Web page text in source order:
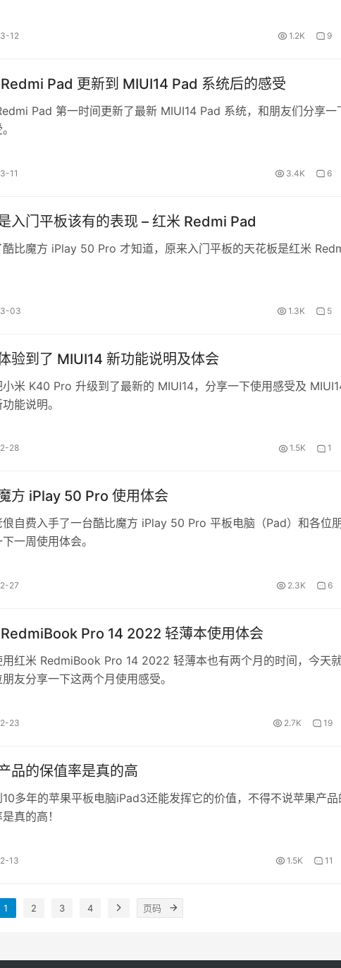
12 1.2K 9
Pad 更新到 MIUI14 Pad 系统后的感受
Pad 第一时间更新了最新 MIUI14 Pad 系统，和朋友们分享一
11 3.4K 6
入门平板该有的表现 – 红米 Redmi Pad
酷比魔方 iPlay 50 Pro 才知道，原来入门平板的天花板是红米
03 1.3K 5
验到了 MIUI14 新功能说明及体会
小米 K40 Pro 升级到了最新的 MIUI14，分享一下使用感受及
能说明。
28 1.5K 1
方 iPlay 50 Pro 使用体会
俍自费入手了一台酷比魔方 iPlay 50 Pro 平板电脑（Pad）和各位
一周使用体会。
27 2.3K 6
Pro 14 2022 轻薄本使用体会
用红米 RedmiBook Pro 14 2022 轻薄本也有两个月的时间，今天
友分享一下这两个月使用感受。
23 2.7K 19
品的保值率是真的高
多年的苹果平板电脑iPad3还能发挥它的价值，不得不说苹果产品
真的高！
13 1.5K 11
1 2 3 4